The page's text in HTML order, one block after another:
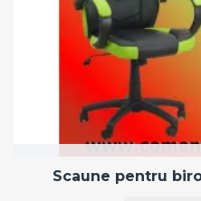
Scaune pentru